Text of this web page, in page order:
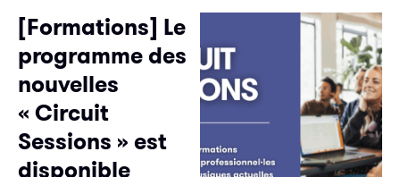
[Formations] Le
programme des
nouvelles
« Circuit
Sessions » est
disponible